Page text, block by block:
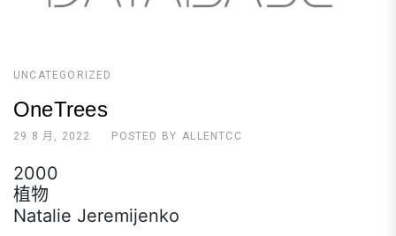
UNCATEGORIZED
OneTrees
29 8 月, 2022 POSTED BY ALLENTCC
2000
植物
Natalie Jeremijenko